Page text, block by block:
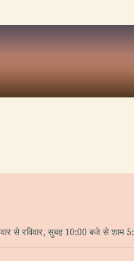
से रविवार, सुबह 10:00 बजे से